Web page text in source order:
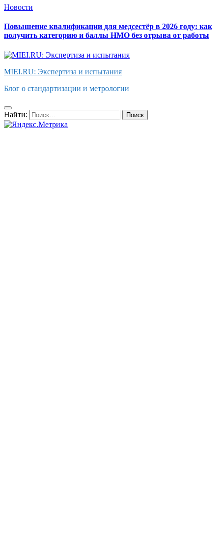
Новости
Повышение квалификации для медсестёр в 2026 году: как
получить категорию и баллы НМО без отрыва от работы
MIEI.RU: Экспертиза и испытания
Блог о стандартизации и метрологии
Найти: